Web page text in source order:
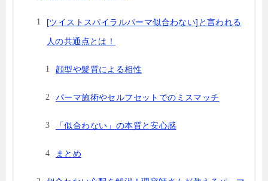
[ツイストスパイラルパーマ似合わない]と言われる
人の共通点とは！
顔型や髪質による相性
パーマ施術やセルフセットでのミスマッチ
「似合わない」の本質と安心感
まとめ